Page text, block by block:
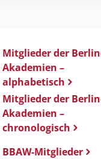
Mitglieder der
Akademien –
alphabetisch
Mitglieder der
Akademien –
chronologisch
BBAW-Mitglieder